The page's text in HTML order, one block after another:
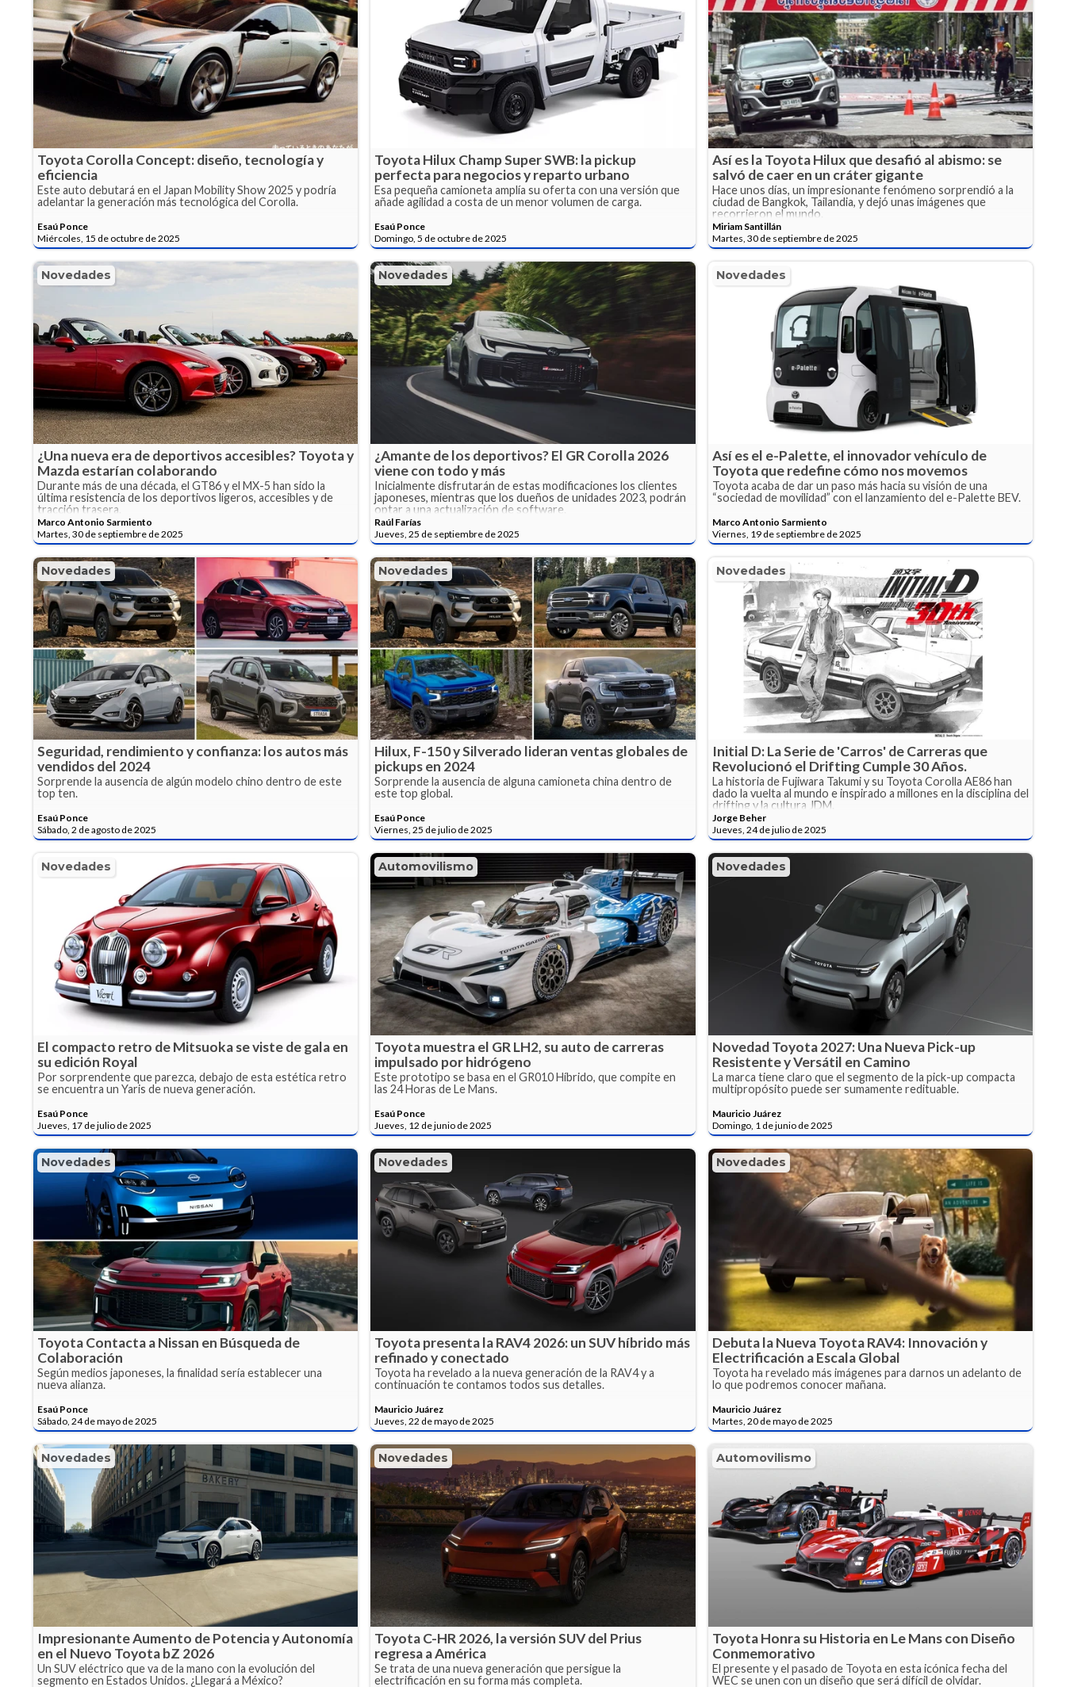
Toyota Corolla Concept: diseño, tecnología y
eficiencia
Este auto debutará en el Japan Mobility Show 2025 y podría
adelantar la generación más tecnológica del Corolla.
Esaú Ponce
Miércoles, 15 de octubre de 2025
Toyota Hilux Champ Super SWB: la pickup
perfecta para negocios y reparto urbano
Esa pequeña camioneta amplía su oferta con una versión que
añade agilidad a costa de un menor volumen de carga.
Esaú Ponce
Domingo, 5 de octubre de 2025
Así es la Toyota Hilux que desafió al abismo: se
salvó de caer en un cráter gigante
Hace unos días, un impresionante fenómeno sorprendió a la
ciudad de Bangkok, Tailandia, y dejó unas imágenes que
recorrieron el mundo.
Miriam Santillán
Martes, 30 de septiembre de 2025
Novedades
¿Una nueva era de deportivos accesibles? Toyota y
Mazda estarían colaborando
Durante más de una década, el GT86 y el MX-5 han sido la
última resistencia de los deportivos ligeros, accesibles y de
tracción trasera.
Marco Antonio Sarmiento
Martes, 30 de septiembre de 2025
Novedades
¿Amante de los deportivos? El GR Corolla 2026
viene con todo y más
Inicialmente disfrutarán de estas modificaciones los clientes
japoneses, mientras que los dueños de unidades 2023, podrán
optar a una actualización de software.
Raúl Farías
Jueves, 25 de septiembre de 2025
Novedades
Así es el e-Palette, el innovador vehículo de
Toyota que redefine cómo nos movemos
Toyota acaba de dar un paso más hacia su visión de una
“sociedad de movilidad” con el lanzamiento del e-Palette BEV.
Marco Antonio Sarmiento
Viernes, 19 de septiembre de 2025
Novedades
Seguridad, rendimiento y confianza: los autos más
vendidos del 2024
Sorprende la ausencia de algún modelo chino dentro de este
top ten.
Esaú Ponce
Sábado, 2 de agosto de 2025
Novedades
Hilux, F-150 y Silverado lideran ventas globales de
pickups en 2024
Sorprende la ausencia de alguna camioneta china dentro de
este top global.
Esaú Ponce
Viernes, 25 de julio de 2025
Novedades
Initial D: La Serie de 'Carros' de Carreras que
Revolucionó el Drifting Cumple 30 Años.
La historia de Fujiwara Takumi y su Toyota Corolla AE86 han
dado la vuelta al mundo e inspirado a millones en la disciplina del
drifting y la cultura JDM.
Jorge Beher
Jueves, 24 de julio de 2025
Novedades
El compacto retro de Mitsuoka se viste de gala en
su edición Royal
Por sorprendente que parezca, debajo de esta estética retro
se encuentra un Yaris de nueva generación.
Esaú Ponce
Jueves, 17 de julio de 2025
Automovilismo
Toyota muestra el GR LH2, su auto de carreras
impulsado por hidrógeno
Este prototipo se basa en el GR010 Híbrido, que compite en
las 24 Horas de Le Mans.
Esaú Ponce
Jueves, 12 de junio de 2025
Novedades
Novedad Toyota 2027: Una Nueva Pick-up
Resistente y Versátil en Camino
La marca tiene claro que el segmento de la pick-up compacta
multipropósito puede ser sumamente redituable.
Mauricio Juárez
Domingo, 1 de junio de 2025
Novedades
Toyota Contacta a Nissan en Búsqueda de
Colaboración
Según medios japoneses, la finalidad sería establecer una
nueva alianza.
Esaú Ponce
Sábado, 24 de mayo de 2025
Novedades
Toyota presenta la RAV4 2026: un SUV híbrido más
refinado y conectado
Toyota ha revelado a la nueva generación de la RAV4 y a
continuación te contamos todos sus detalles.
Mauricio Juárez
Jueves, 22 de mayo de 2025
Novedades
Debuta la Nueva Toyota RAV4: Innovación y
Electrificación a Escala Global
Toyota ha revelado más imágenes para darnos un adelanto de
lo que podremos conocer mañana.
Mauricio Juárez
Martes, 20 de mayo de 2025
Novedades
Impresionante Aumento de Potencia y Autonomía
en el Nuevo Toyota bZ 2026
Un SUV eléctrico que va de la mano con la evolución del
segmento en Estados Unidos. ¿Llegará a México?
Novedades
Toyota C-HR 2026, la versión SUV del Prius
regresa a América
Se trata de una nueva generación que persigue la
electrificación en su forma más completa.
Automovilismo
Toyota Honra su Historia en Le Mans con Diseño
Conmemorativo
El presente y el pasado de Toyota en esta icónica fecha del
WEC se unen con un diseño que será difícil de olvidar.